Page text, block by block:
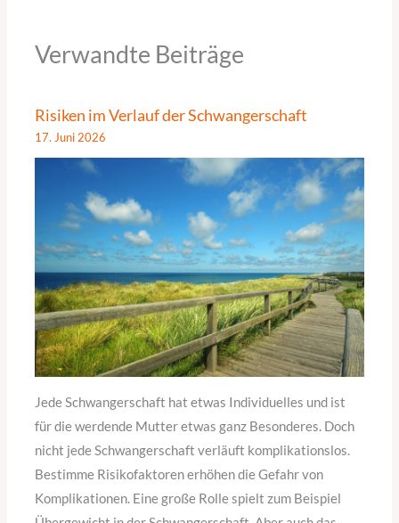
Verwandte Beiträge
Risiken im Verlauf der Schwangerschaft
17. Juni 2026
Jede Schwangerschaft hat etwas Individuelles und ist
für die werdende Mutter etwas ganz Besonderes. Doch
nicht jede Schwangerschaft verläuft komplikationslos.
Bestimme Risikofaktoren erhöhen die Gefahr von
Komplikationen. Eine große Rolle spielt zum Beispiel